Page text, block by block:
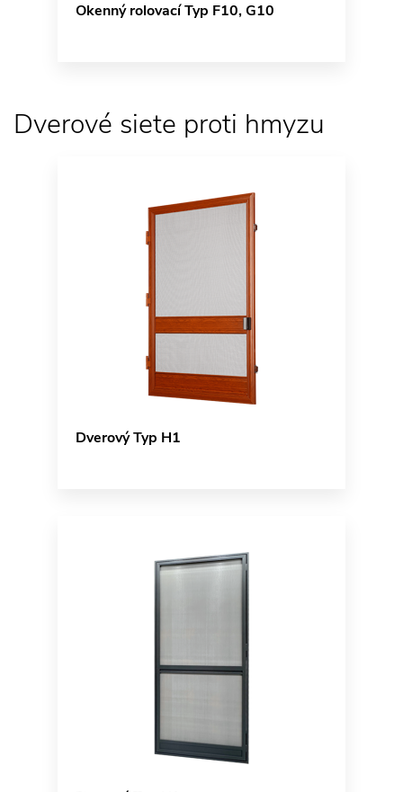
Okenný rolovací Typ F10, G10
Dverové siete proti hmyzu
Dverový Typ H1